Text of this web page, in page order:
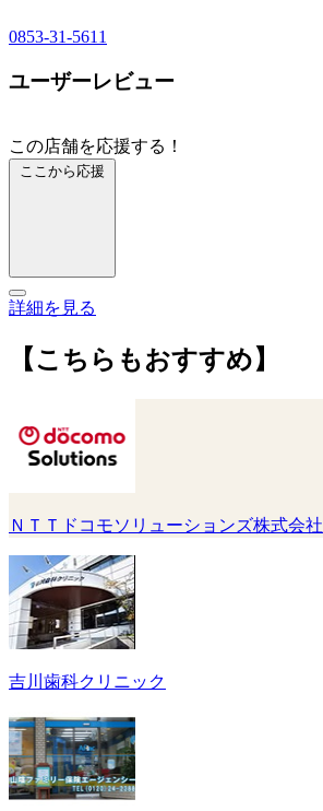
0853-31-5611
ユーザーレビュー
この店舗を応援する！
ここから応援
詳細を見る
【こちらもおすすめ】
ＮＴＴドコモソリューションズ株式会社
吉川歯科クリニック